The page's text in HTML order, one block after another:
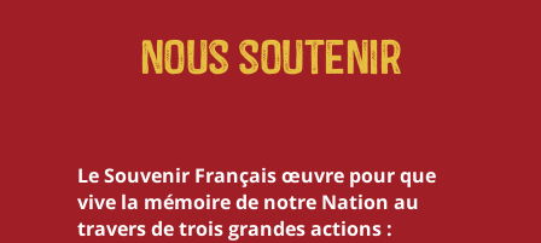
Nous soutenir
Le Souvenir Français œuvre pour que
vive la mémoire de notre Nation au
travers de trois grandes actions :